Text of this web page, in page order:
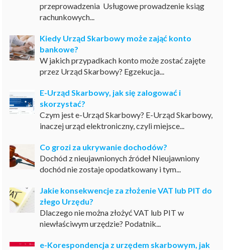
przeprowadzenia Usługowe prowadzenie ksiąg
rachunkowych...
Kiedy Urząd Skarbowy może zająć konto
bankowe?
W jakich przypadkach konto może zostać zajęte
przez Urząd Skarbowy? Egzekucja...
E-Urząd Skarbowy, jak się zalogować i
skorzystać?
Czym jest e-Urząd Skarbowy? E-Urząd Skarbowy,
inaczej urząd elektroniczny, czyli miejsce...
Co grozi za ukrywanie dochodów?
Dochód z nieujawnionych źródeł Nieujawniony
dochód nie zostaje opodatkowany i tym...
Jakie konsekwencje za złożenie VAT lub PIT do
złego Urzędu?
Dlaczego nie można złożyć VAT lub PIT w
niewłaściwym urzędzie? Podatnik...
e-Korespondencja z urzędem skarbowym, jak